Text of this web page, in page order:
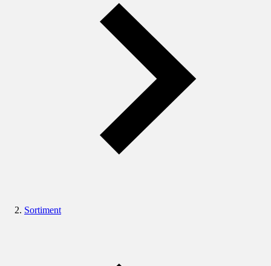
Sortiment